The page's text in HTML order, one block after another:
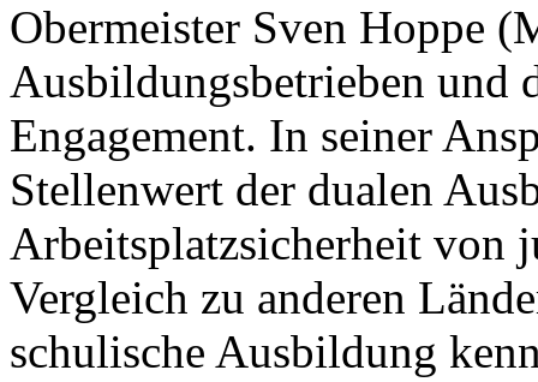
Obermeister Sven Hoppe
Ausbildungsbetrieben und
Engagement. In seiner
Stellenwert der dualen
Arbeitsplatzsicherheit von
Vergleich zu anderen
schulische Ausbildung